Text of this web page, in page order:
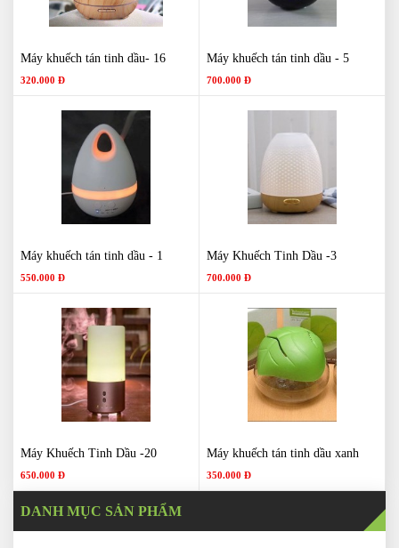
Máy khuếch tán tinh dầu- 16
320.000 Đ
Máy khuếch tán tinh dầu - 5
700.000 Đ
Máy khuếch tán tinh dầu - 1
550.000 Đ
Máy Khuếch Tinh Dầu -3
700.000 Đ
Máy Khuếch Tinh Dầu -20
650.000 Đ
Máy khuếch tán tinh dầu xanh
350.000 Đ
DANH MỤC SẢN PHẨM